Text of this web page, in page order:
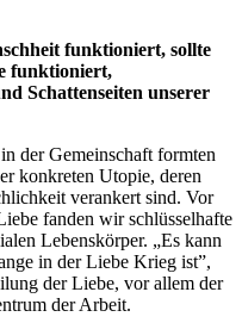
funktioniert, sollte
funktioniert,
Schattenseiten unserer
der Gemeinschaft formten
konkreten Utopie, deren
verankert sind. Vor
fanden wir schlüsselhafte
Lebenskörper. „Es kann
in der Liebe Krieg ist”,
der Liebe, vor allem der
der Arbeit.